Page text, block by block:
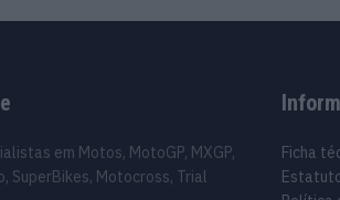
em Motos, MotoGP, MXGP,
SuperBikes, Motocross, Trial
Ficha